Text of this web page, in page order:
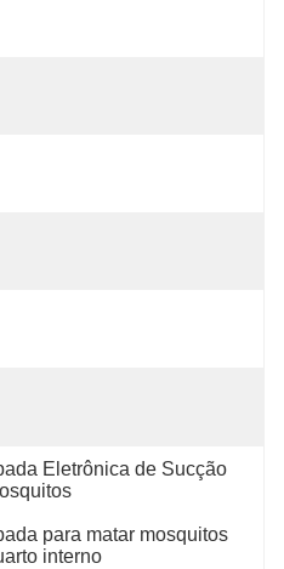
Eletrônica de Sucção
para matar mosquitos
interno